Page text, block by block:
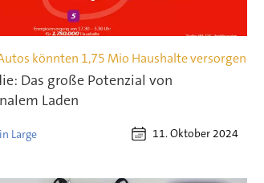
könnten 1,75 Mio Haushalte versorgen
Das große Potenzial von
Laden
Large 11. Oktober 2024